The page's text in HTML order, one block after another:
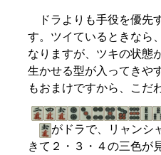
ドラよりも手役を優先
す。ツイているときなら
なりますが、ツキの状態
生かせる型が入ってきや
もおまけですから、こだ
がドラで、リャンシ
きて２・３・４の三色が